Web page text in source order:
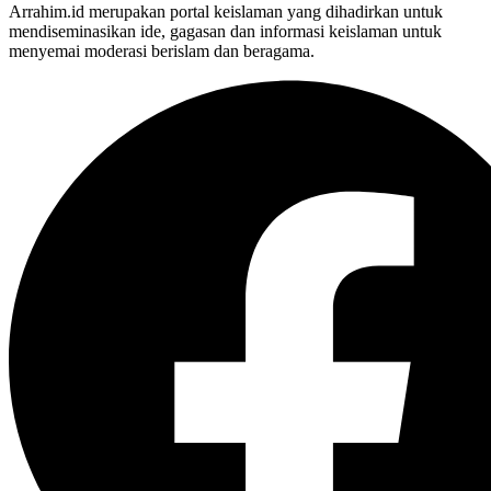
Arrahim.id merupakan portal keislaman yang dihadirkan untuk
mendiseminasikan ide, gagasan dan informasi keislaman untuk
menyemai moderasi berislam dan beragama.